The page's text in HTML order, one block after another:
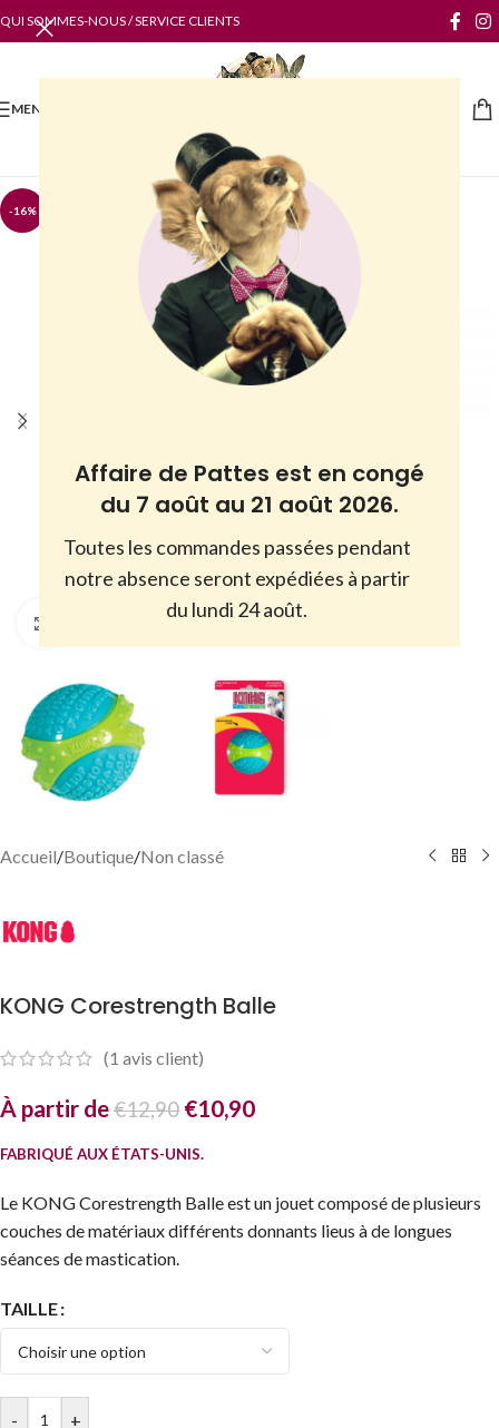
Affaire de Pattes est en congé
du 7 août au 21 août 2026.
Toutes les commandes passées pendant
notre absence seront expédiées à partir
du lundi 24 août.
QUI SOMMES-NOUS / SERVICE CLIENTS
MENU
-16%
Cliquez pour agrandir
Accueil/Boutique/Non classé
KONG Corestrength Balle
(1 avis client)
À partir de€12,90 €10,90
FABRIQUÉ AUX ÉTATS-UNIS.
Le KONG Corestrength Balle est un jouet composé de plusieurs
couches de matériaux différents donnants lieus à de longues
séances de mastication.
TAILLE
- +